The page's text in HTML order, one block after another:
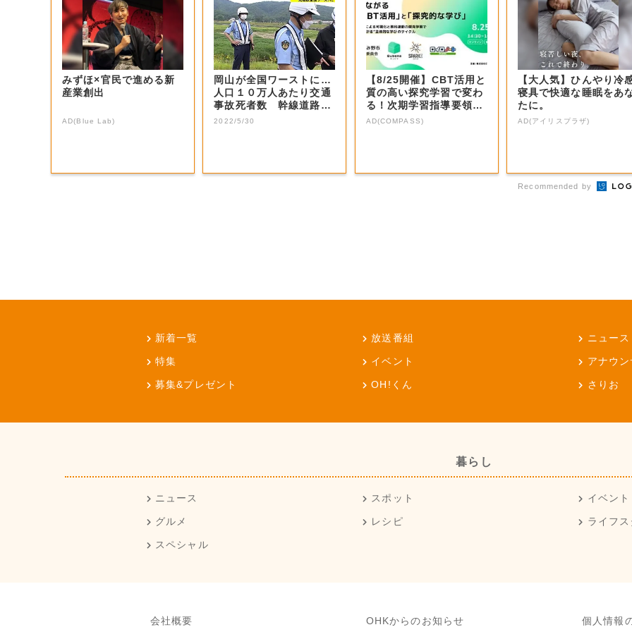
みずほ×官民で進める新
産業創出
AD(Blue Lab)
岡山が全国ワーストに…
人口１０万人あたり交通
事故死者数 幹線道路で
多発【岡山】
2022/5/30
【8/25開催】CBT活用と
質の高い探究学習で変わ
る！次期学習指導要領を
見据えた...
AD(COMPASS)
【大人気】ひんやり冷
寝具で快適な睡眠をあ
たに。
AD(アイリスプラザ)
Recommended by
新着一覧 放送番組 ニュース
特集 イベント アナウ
募集&プレゼント OH!くん さりお
暮らし
ニュース スポット イベント
グルメ レシピ ライフ
スペシャル
会社概要 OHKからのお知らせ 個人情報